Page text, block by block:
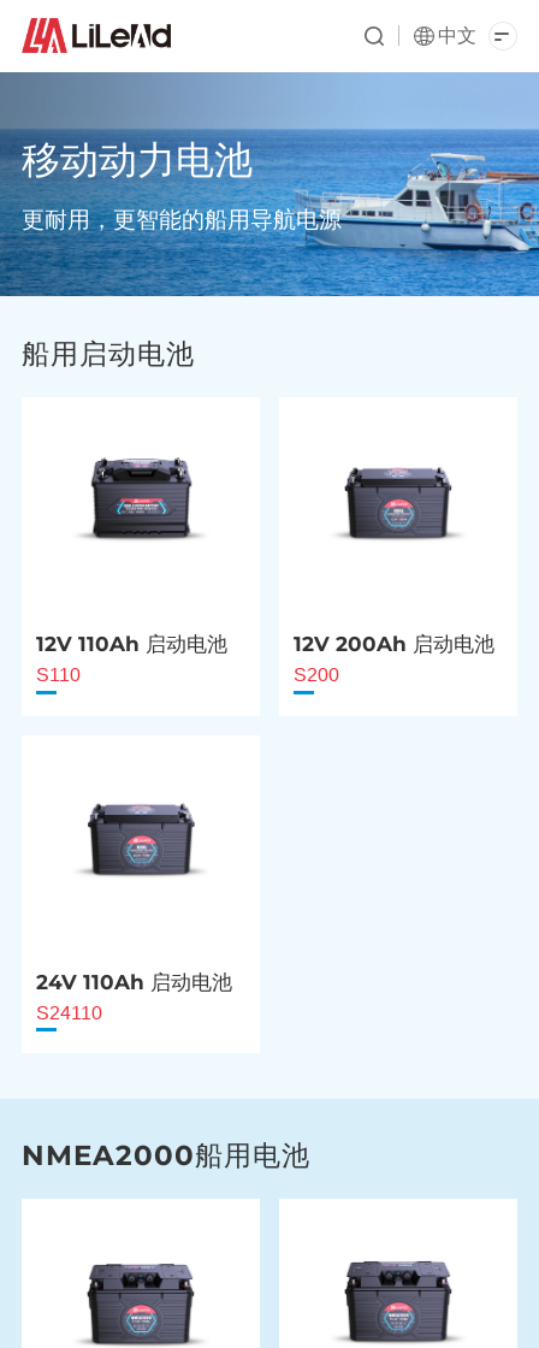
中文
移动动力电池
更耐用，更智能的船用导航电源
船用启动电池
12V 110Ah 启动电池
S110
12V 200Ah 启动电池
S200
24V 110Ah 启动电池
S24110
NMEA2000船用电池